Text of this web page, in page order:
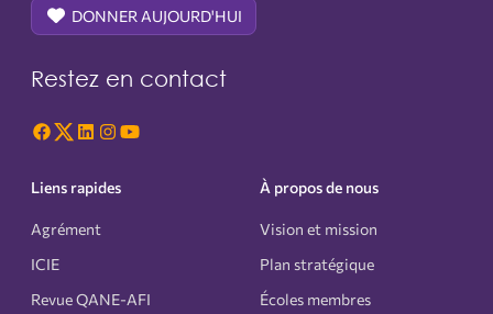
DONNER AUJOURD'HUI
Restez en contact
Liens rapides
Agrément
ICIE
Revue QANE-AFI
À propos de nous
Vision et mission
Plan stratégique
Écoles membres